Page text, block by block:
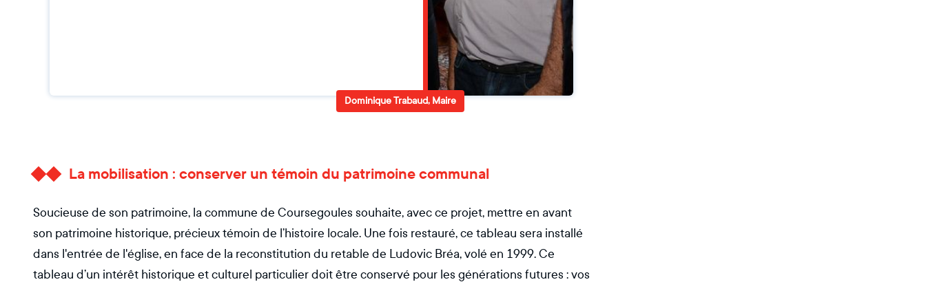
Dominique Trabaud, Maire
La mobilisation : conserver un témoin du patrimoine communal
Soucieuse de son patrimoine, la commune de Coursegoules souhaite, avec ce projet, mettre en avant
son patrimoine historique, précieux témoin de l’histoire locale. Une fois restauré, ce tableau sera installé
dans l'entrée de l'église, en face de la reconstitution du retable de Ludovic Bréa, volé en 1999. Ce
tableau d’un intérêt historique et culturel particulier doit être conservé pour les générations futures : vos